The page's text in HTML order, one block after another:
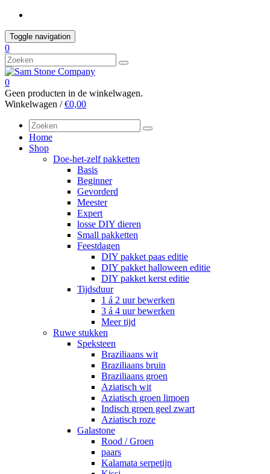
Skip
content
Toggle navigation
0
0
Geen producten in de winkelwagen.
Winkelwagen /€0,00
Home
Shop
Doe-het-zelf pakketten
Basis
Beginner
Gevorderd
Meester
Expert
losse DIY dieren
Small pakketten
Feestdagen
DIY pakket paas editie
DIY pakket halloween editie
DIY pakket kerst editie
Tijdsduur
1 á 2 uur bewerken
3 á 4 uur bewerken
Meer tijd
Ruwe stukken
Speksteen
Braziliaans wit
Braziliaans bruin
Braziliaans groen
Aziatisch wit
Aziatisch groen limoen
Indisch groen geel zwart
Aziatisch roze
Galastone
Rood / Groen
paars
Kalamata serpetijn